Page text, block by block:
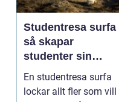
Studentresa surfa
så skapar
studenter sin
ultimata paus från
plugget
En studentresa surfa
lockar allt fler som vill